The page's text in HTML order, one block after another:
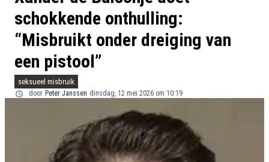
schokkende onthulling:
“Misbruikt onder dreiging van
een pistool”
seksueel misbruik
door Peter Janssen dinsdag, 12 mei 2026 om 10:19